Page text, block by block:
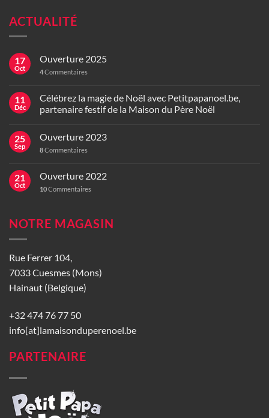
ACTUALITÉ
17
Oct
Ouverture 2025
4Commentaires
11
Déc
Célébrez la magie de Noël avec Petitpapanoel.be,
partenaire festif de la Maison du Père Noël
25
Sep
Ouverture 2023
8Commentaires
21
Oct
Ouverture 2022
10Commentaires
NOTRE MAGASIN
Rue Ferrer 104,
7033 Cuesmes (Mons)
Hainaut (Belgique)
+32 474 76 77 50
info[at]lamaisonduperenoel.be
PARTENAIRE